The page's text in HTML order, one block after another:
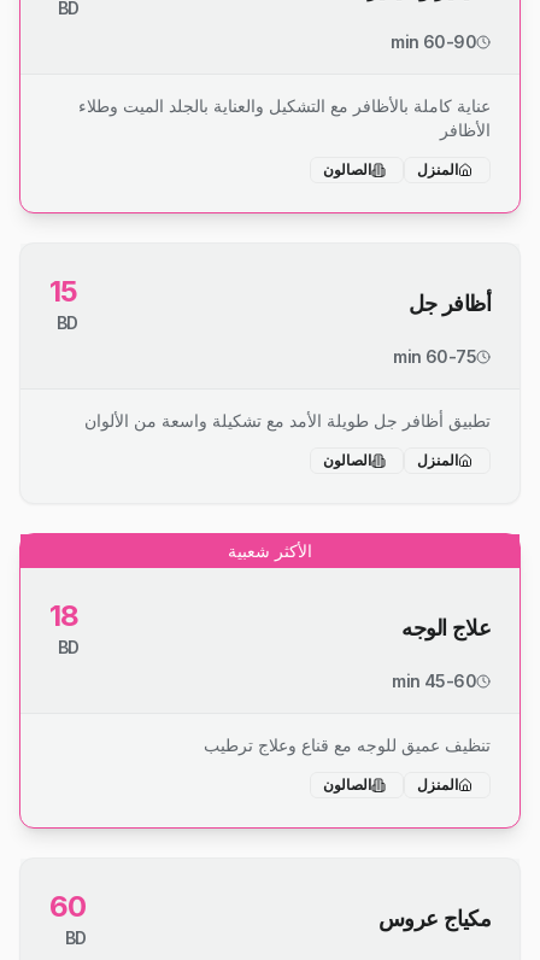
BD
60-90 min
عناية كاملة بالأظافر مع التشكيل والعناية بالجلد الميت وطلاء
الأظافر
المنزل الصالون
أظافر جل 15
BD
60-75 min
تطبيق أظافر جل طويلة الأمد مع تشكيلة واسعة من الألوان
المنزل الصالون
الأكثر شعبية
علاج الوجه 18
BD
45-60 min
تنظيف عميق للوجه مع قناع وعلاج ترطيب
المنزل الصالون
مكياج عروس 60
BD